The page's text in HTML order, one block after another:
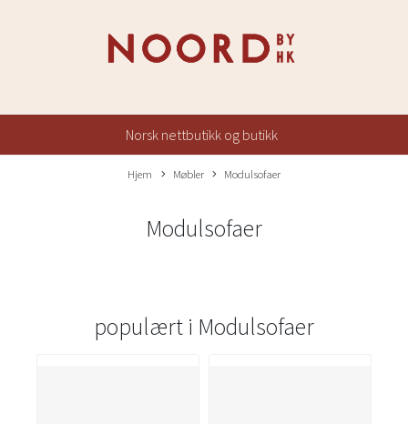
Norsk nettbutikk og butikk
Hjem Møbler Modulsofaer
Modulsofaer
populært i Modulsofaer